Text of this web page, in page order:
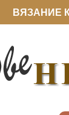
ВЯЗАНИЕ